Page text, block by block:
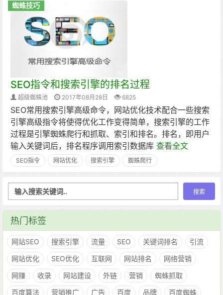
蜘蛛技巧
SEO指令和搜索引擎的排名过程
超级蜘蛛池 2017年08月28日 6825
SEO常用搜索引擎高级命令，网站优化技术配合一些搜索
引擎高级指令将使得优化工作变得简单，搜索引擎的工作
过程是引擎蜘蛛爬行和抓取、索引和排名。排名，即用户
输入关键词后，排名程序调用索引数据库 查看全文
SEO指令 网站优化 搜索引擎 蜘蛛爬行
热门标签
网站SEO 搜索引擎 流量 SEO 关键词排名
引流
网站优化
SEO优化 互联网 网站排名
网络营销
网赚
收录 网站建设 外链 营销
蜘蛛抓取
百度算法
营销推广 广告 百度 品牌
百度蜘蛛